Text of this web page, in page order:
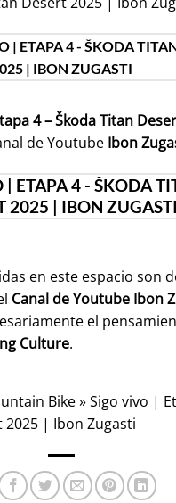
| ETAPA 4 - ŠKODA
| IBON ZUGASTI
4 – Škoda Titan
de Youtube Ibon
| ETAPA 4 - ŠKODA
2025 | IBON ZUGASTI
en este espacio son
Canal de Youtube Ibon
el
Culture.
Bike»Sigo vivo |
2025 | Ibon Zugasti